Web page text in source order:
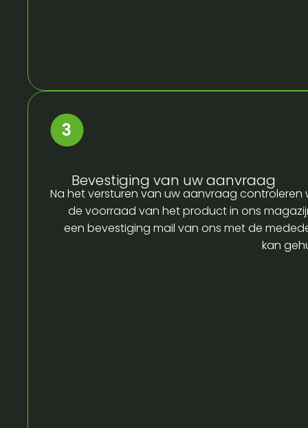
Bevestiging van uw aanvraag
Na het versturen van uw aanvraag controleren
de voorraad van het product in ons
een bevestiging mail van ons met de
kan